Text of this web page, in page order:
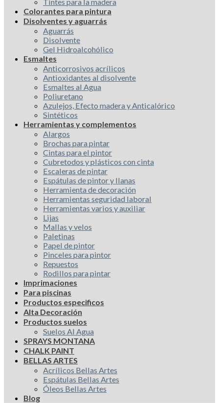
Colorantes para pintura
Disolventes y aguarrás
Aguarrás
Disolvente
Gel Hidroalcohólico
Esmaltes
Anticorrosivos acrílicos
Antioxidantes al disolvente
Esmaltes al Agua
Poliuretano
Azulejos, Efecto madera y Anticalórico
Sintéticos
Herramientas y complementos
Alargos
Brochas para pintar
Cintas para el pintor
Cubretodos y plásticos con cinta
Escaleras de pintar
Espátulas de pintor y llanas
Herramienta de decoración
Herramientas seguridad laboral
Herramientas varios y auxiliar
Lijas
Mallas y velos
Paletinas
Papel de pintor
Pinceles para pintor
Repuestos
Rodillos para pintar
Imprimaciones
Para piscinas
Productos especificos
Alta Decoración
Productos suelos
Suelos Al Agua
SPRAYS MONTANA
CHALK PAINT
BELLAS ARTES
Acrílicos Bellas Artes
Espátulas Bellas Artes
Óleos Bellas Artes
Blog